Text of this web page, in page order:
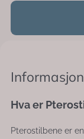
Informasjon
Hva er
Pterostilbene er